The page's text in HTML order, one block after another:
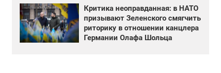
Критика неоправданная: в НАТО
призывают Зеленского смягчить
риторику в отношении канцлера
Германии Олафа Шольца